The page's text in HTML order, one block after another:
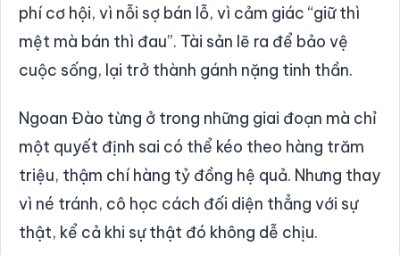
phí cơ hội, vì nỗi sợ bán lỗ, vì cảm giác “giữ thì
mệt mà bán thì đau”. Tài sản lẽ ra để bảo vệ
cuộc sống, lại trở thành gánh nặng tinh thần.
Ngoan Đào từng ở trong những giai đoạn mà chỉ
một quyết định sai có thể kéo theo hàng trăm
triệu, thậm chí hàng tỷ đồng hệ quả. Nhưng thay
vì né tránh, cô học cách đối diện thẳng với sự
thật, kể cả khi sự thật đó không dễ chịu.